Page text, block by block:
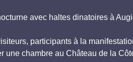
avec haltes dinatoires à
participants à la
une chambre au Château de la